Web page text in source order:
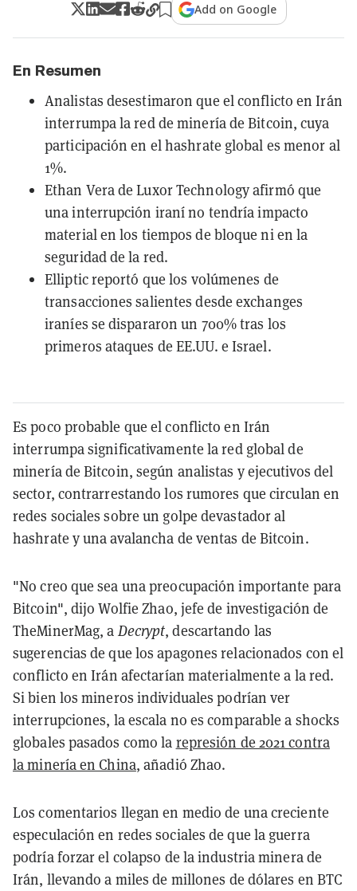
Add on Google
En Resumen
Analistas desestimaron que el conflicto en Irán
interrumpa la red de minería de Bitcoin, cuya
participación en el hashrate global es menor al
1%.
Ethan Vera de Luxor Technology afirmó que
una interrupción iraní no tendría impacto
material en los tiempos de bloque ni en la
seguridad de la red.
Elliptic reportó que los volúmenes de
transacciones salientes desde exchanges
iraníes se dispararon un 700% tras los
primeros ataques de EE.UU. e Israel.
Es poco probable que el conflicto en Irán
interrumpa significativamente la red global de
minería de Bitcoin, según analistas y ejecutivos del
sector, contrarrestando los rumores que circulan en
redes sociales sobre un golpe devastador al
hashrate y una avalancha de ventas de Bitcoin.
"No creo que sea una preocupación importante para
Bitcoin", dijo Wolfie Zhao, jefe de investigación de
TheMinerMag, a Decrypt, descartando las
sugerencias de que los apagones relacionados con el
conflicto en Irán afectarían materialmente a la red.
Si bien los mineros individuales podrían ver
interrupciones, la escala no es comparable a shocks
globales pasados como la represión de 2021 contra
la minería en China, añadió Zhao.
Los comentarios llegan en medio de una creciente
especulación en redes sociales de que la guerra
podría forzar el colapso de la industria minera de
Irán, llevando a miles de millones de dólares en BTC